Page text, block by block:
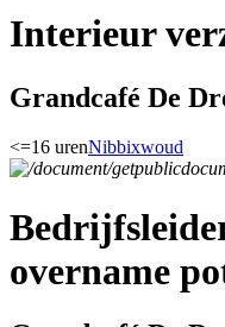
Interieur
Grandcafé De
<=16 urenNibbixwoud
overname